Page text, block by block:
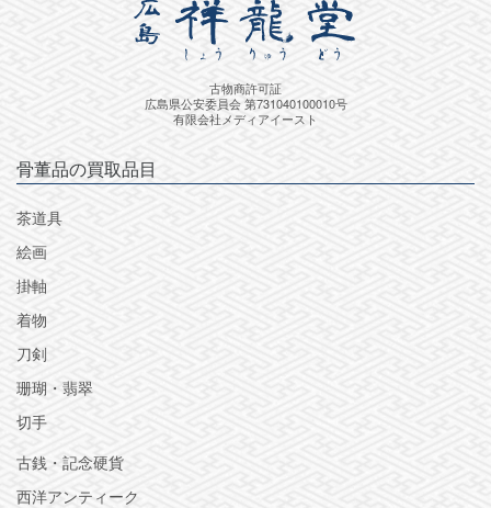
古物商許可証
広島県公安委員会 第731040100010号
有限会社メディアイースト
骨董品の買取品目
茶道具
絵画
掛軸
着物
刀剣
珊瑚・翡翠
切手
古銭・記念硬貨
西洋アンティーク